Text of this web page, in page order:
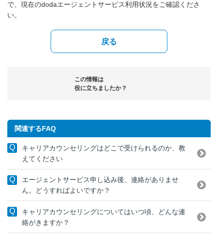
で、現在のdodaエージェントサービス利用状況をご確認くださ
い。
戻る
この情報は
役に立ちましたか？
関連するFAQ
キャリアカウンセリングはどこで受けられるのか、教
えてください
エージェントサービス申し込み後、連絡がありませ
ん。どうすればよいですか？
キャリアカウンセリングについてはいつ頃、どんな連
絡がきますか？